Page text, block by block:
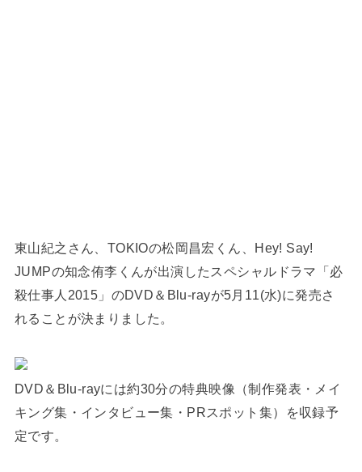
東山紀之さん、TOKIOの松岡昌宏くん、Hey! Say!
JUMPの知念侑李くんが出演したスペシャルドラマ「必
殺仕事人2015」のDVD＆Blu-rayが5月11(水)に発売さ
れることが決まりました。
DVD＆Blu-rayには約30分の特典映像（制作発表・メイ
キング集・インタビュー集・PRスポット集）を収録予
定です。